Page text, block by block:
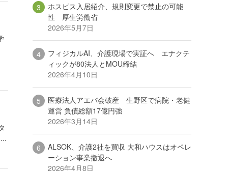
ホスピス入居紹介、規則変更で禁止の可能
性 厚生労働省
2026年5月7日
フィジカルAI、介護現場で実証へ エナクテ
ィックが80法人とMOU締結
2026年4月10日
医療法人アエバ会破産 生野区で病院・老健
運営 負債総額17億円強
2026年3月14日
ALSOK、介護2社を買収 大和ハウスはオペレ
ーション事業撤退へ
2026年4月8日